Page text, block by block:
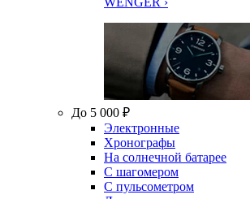
До 5 000 ₽
Электронные
Хронографы
На солнечной батарее
С шагомером
С пульсометром